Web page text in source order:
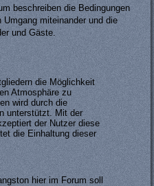
beschreiben die Bedingungen
miteinander und die
und Gäste.
die Möglichkeit
Atmosphäre zu
wird durch die
unterstützt. Mit der
der Nutzer diese
die Einhaltung dieser
hier im Forum soll